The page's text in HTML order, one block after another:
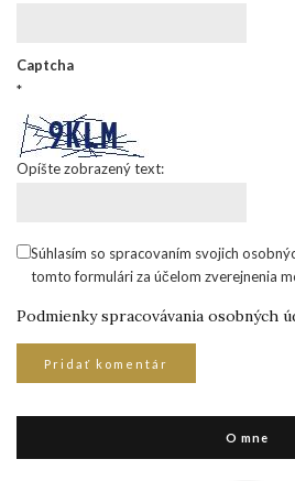
Captcha
*
Opíšte zobrazený text:
Súhlasím so spracovaním svojich
tomto formulári za účelom zverejnenia
Podmienky spracovávania osobných
O mne